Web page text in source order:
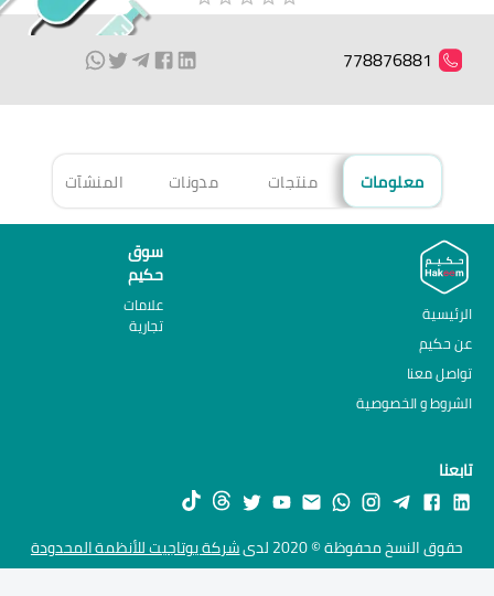
778876881
معلومات منتجات مدونات المنشآت
الرئيسية
عن حكيم
تواصل معنا
الشروط و الخصوصية
سوق
حكيم
علامات
تجارية
تابعنا
حقوق النسخ محفوظة © 2020 لدى شركة يوتاجيت للأنظمة المحدودة